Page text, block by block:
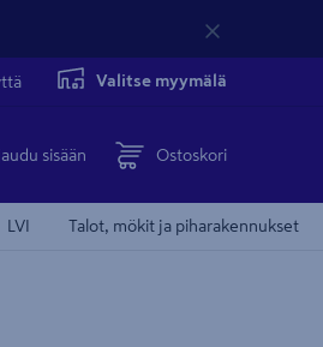
Valitse myymälä
sisään Ostoskori
LVI Talot, mökit ja piharakennukset